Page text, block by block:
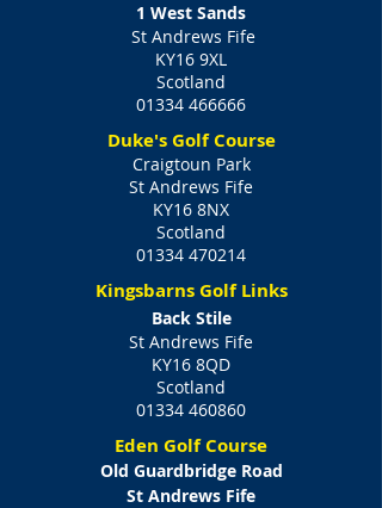
1 West Sands
St Andrews Fife
KY16 9XL
Scotland
01334 466666
Duke's Golf Course
Craigtoun Park
St Andrews Fife
KY16 8NX
Scotland
01334 470214
Kingsbarns Golf Links
Back Stile
St Andrews Fife
KY16 8QD
Scotland
01334 460860
Eden Golf Course
Old Guardbridge Road
St Andrews Fife